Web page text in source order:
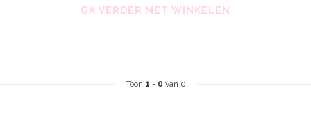
GA VERDER MET WINKELEN
Toon 1 - 0 van 0